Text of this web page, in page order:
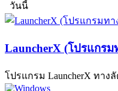
วันนี้
LauncherX (โปรแกรม
โปรแกรม LauncherX ทาง